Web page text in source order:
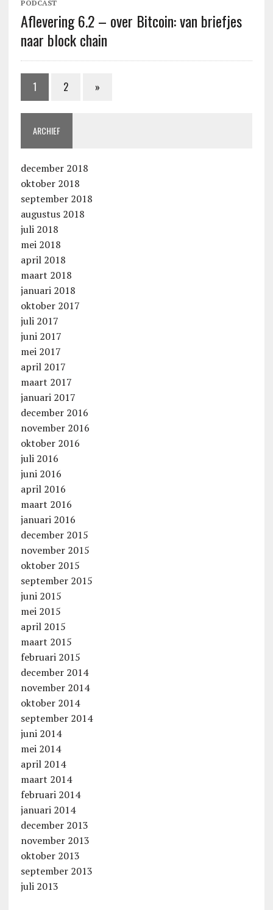
PODCAST
Aflevering 6.2 – over Bitcoin: van briefjes
naar block chain
1 2 »
ARCHIEF
december 2018
oktober 2018
september 2018
augustus 2018
juli 2018
mei 2018
april 2018
maart 2018
januari 2018
oktober 2017
juli 2017
juni 2017
mei 2017
april 2017
maart 2017
januari 2017
december 2016
november 2016
oktober 2016
juli 2016
juni 2016
april 2016
maart 2016
januari 2016
december 2015
november 2015
oktober 2015
september 2015
juni 2015
mei 2015
april 2015
maart 2015
februari 2015
december 2014
november 2014
oktober 2014
september 2014
juni 2014
mei 2014
april 2014
maart 2014
februari 2014
januari 2014
december 2013
november 2013
oktober 2013
september 2013
juli 2013